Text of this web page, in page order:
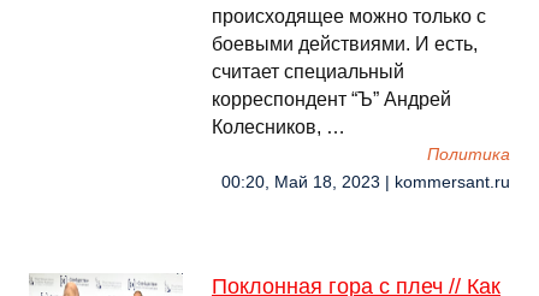
происходящее можно только с
боевыми действиями. И есть,
считает специальный
корреспондент “Ъ” Андрей
Колесников, …
Политика
00:20, Май 18, 2023 | kommersant.ru
Поклонная гора с плеч // Как